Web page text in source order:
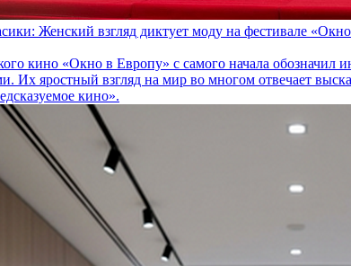
Женский взгляд диктует моду на фестивале
кино «Окно в Европу» с самого начала
Их яростный взгляд на мир во многом отвечает
кино».